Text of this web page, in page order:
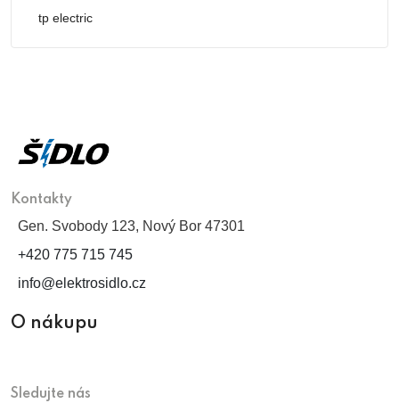
tp electric
Kontakty
Gen. Svobody 123, Nový Bor 47301
+420 775 715 745
info@elektrosidlo.cz
O nákupu
Sledujte nás